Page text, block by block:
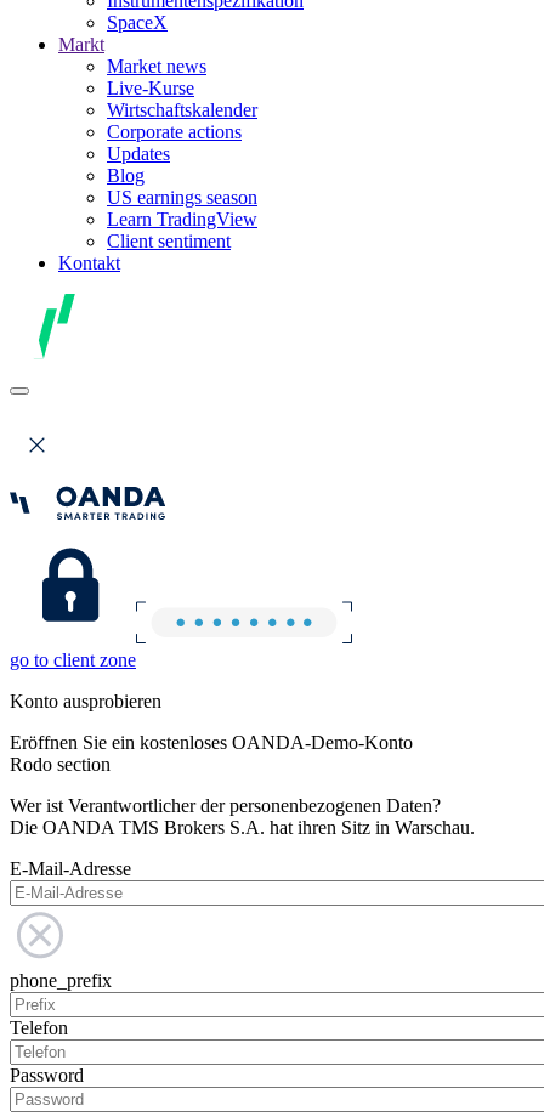
SpaceX
Markt
Market news
Live-Kurse
Wirtschaftskalender
Corporate actions
Updates
Blog
US earnings season
Learn TradingView
Client sentiment
Kontakt
go to client zone
Konto ausprobieren
Eröffnen Sie ein kostenloses OANDA-Demo-Konto
Rodo section
Wer ist Verantwortlicher der personenbezogenen Daten?
Die OANDA TMS Brokers S.A. hat ihren Sitz in Warschau.
E-Mail-Adresse
phone_prefix
Telefon
Password